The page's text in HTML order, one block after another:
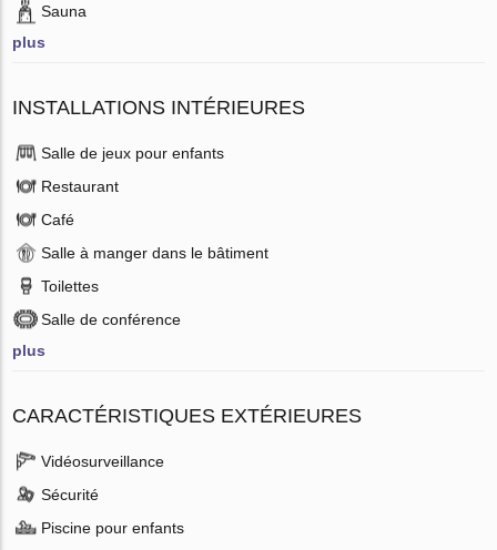
Sauna
plus
INSTALLATIONS INTÉRIEURES
Salle de jeux pour enfants
Restaurant
Café
Salle à manger dans le bâtiment
Toilettes
Salle de conférence
plus
CARACTÉRISTIQUES EXTÉRIEURES
Vidéosurveillance
Sécurité
Piscine pour enfants